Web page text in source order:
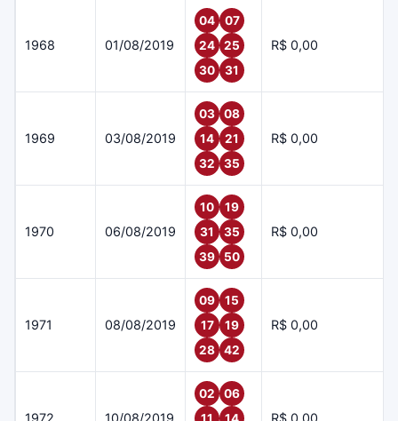
1968 01/08/2019
04
07
24
25
30
31
R$ 0,00
1969 03/08/2019
03
08
14
21
32
35
R$ 0,00
1970 06/08/2019
10
19
31
35
39
50
R$ 0,00
1971 08/08/2019
09
15
17
19
28
42
R$ 0,00
02
06